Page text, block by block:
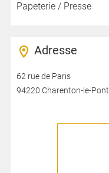
Papeterie / Presse
Adresse
62 rue de Paris
94220 Charenton-le-Pont